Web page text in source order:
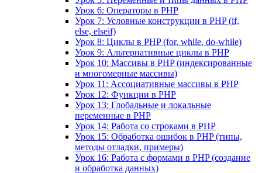
Урок 6: Операторы в PHP
Урок 7: Условные конструкции в PHP (if,
else, elseif)
Урок 8: Циклы в PHP (for, while, do-while)
Урок 9: Альтернативные циклы в PHP
Урок 10: Массивы в PHP (индексированные
и многомерные массивы)
Урок 11: Ассоциативные массивы в PHP
Урок 12: Функции в PHP
Урок 13: Глобальные и локальные
переменные в PHP
Урок 14: Работа со строками в PHP
Урок 15: Обработка ошибок в PHP (типы,
методы отладки, примеры)
Урок 16: Работа с формами в PHP (создание
и обработка данных)